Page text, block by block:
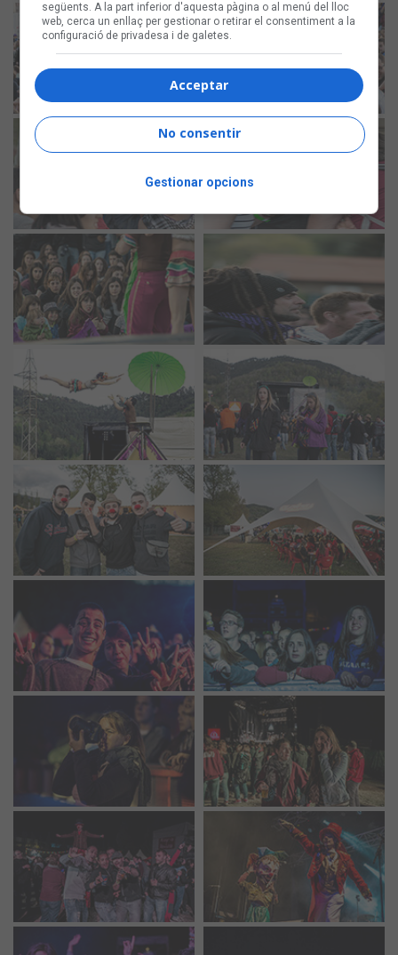
següents. A la part inferior d'aquesta pàgina o al menú del lloc
web, cerca un enllaç per gestionar o retirar el consentiment a la
configuració de privadesa i de galetes.
Acceptar
No consentir
Gestionar opcions